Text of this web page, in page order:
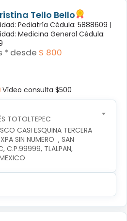
Tello Bello
Pediatría Cédula: 5888609 |
Medicina General Cédula:
* desde $ 800
Vídeo consulta $500
TOTOLTEPEC
CASI ESQUINA TERCERA
SIN NUMERO  , SAN
C.P.99999, TLALPAN,